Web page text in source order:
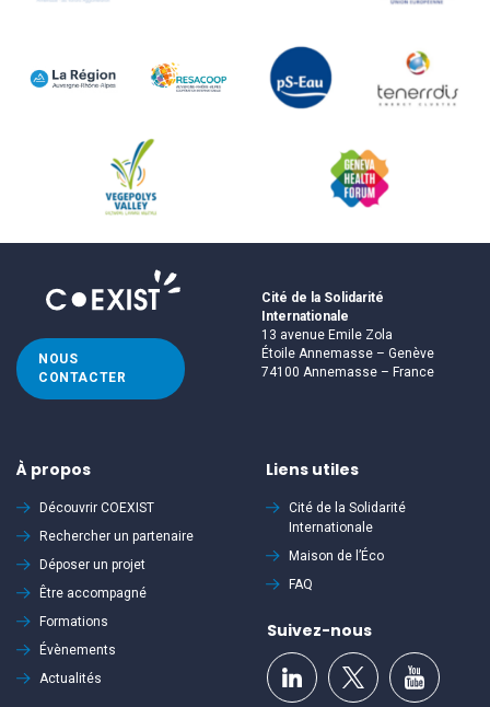
NOUS
CONTACTER
Cité de la Solidarité
Internationale
13 avenue Emile Zola
Étoile Annemasse – Genève
74100 Annemasse – France
À propos
Découvrir COEXIST
Rechercher un partenaire
Déposer un projet
Être accompagné
Formations
Évènements
Actualités
Liens utiles
Cité de la Solidarité
Internationale
Maison de l’Éco
FAQ
Suivez-nous